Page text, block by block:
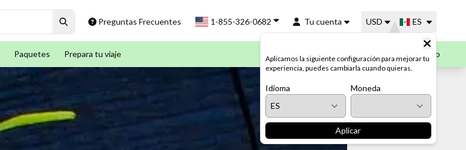
Preguntas Frecuentes 1-855-326-0682 Tu cuenta USD ES
Aplicamos la siguiente configuración para mejorar tu
experiencia, puedes cambiarla cuando quieras.
Idioma Moneda
Aplicar
Paquetes Prepara tu viaje Mi Carrito